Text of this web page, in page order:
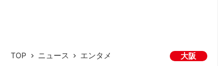
TOP ニュース エンタメ 大阪